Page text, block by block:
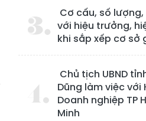
Cơ cấu, số
với hiệu trưởng,
khi sắp xếp cơ sở
Chủ tịch UBND
Dũng làm việc với
Doanh nghiệp TP
Minh